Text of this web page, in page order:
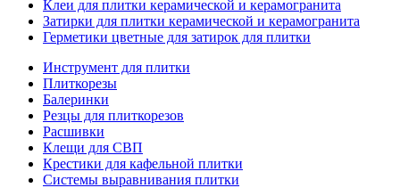
Клеи для плитки керамической и керамогранита
Затирки для плитки керамической и керамогранита
Герметики цветные для затирок для плитки
Инструмент для плитки
Плиткорезы
Балеринки
Резцы для плиткорезов
Расшивки
Клещи для СВП
Крестики для кафельной плитки
Системы выравнивания плитки